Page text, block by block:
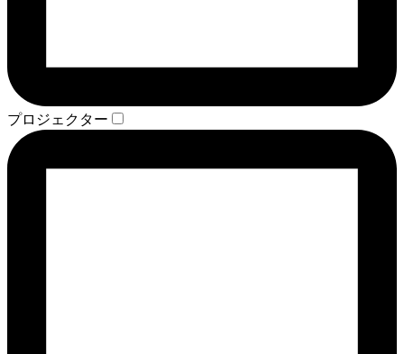
プロジェクター